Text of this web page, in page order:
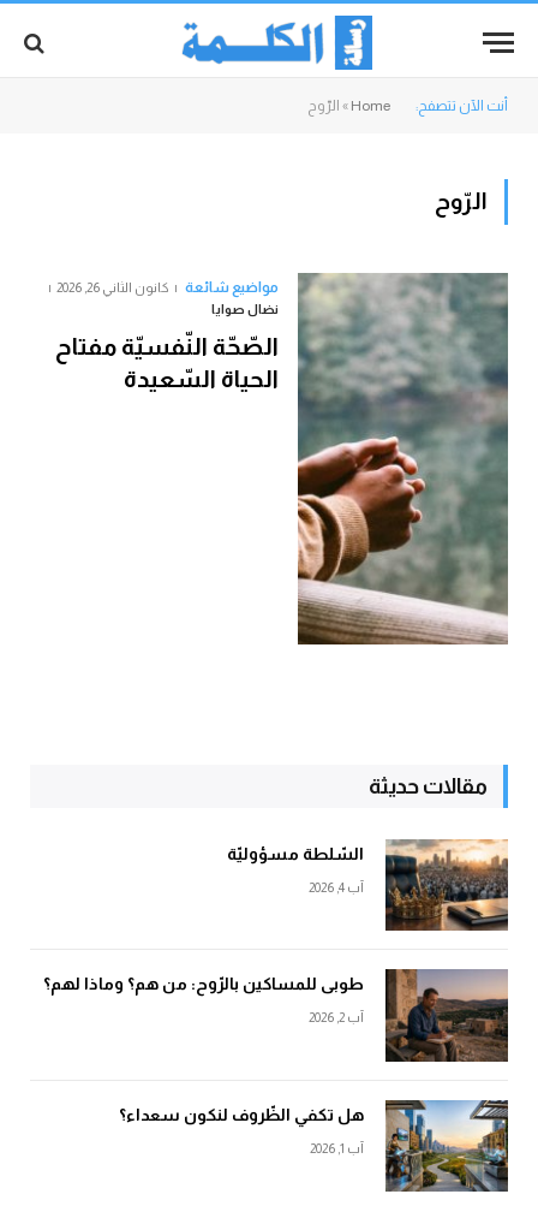
أنت الآن تتصفح: Home
» الرّوح
الرّوح
مواضيع شائعة
كانون الثاني 26, 2026
نضال صوايا
الصّحّة النّفسيّة مفتاح
الحياة السّعيدة
مقالات حديثة
السّلطة مسؤوليّة
آب 4, 2026
طوبى للمساكين بالرّوح: من هم؟ وماذا لهم؟
آب 2, 2026
هل تكفي الظّروف لنكون سعداء؟
آب 1, 2026